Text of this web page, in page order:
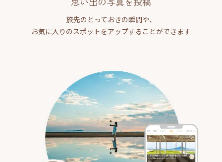
旅先のとっておきの瞬間や、
お気に入りのスポットをアップすることができます